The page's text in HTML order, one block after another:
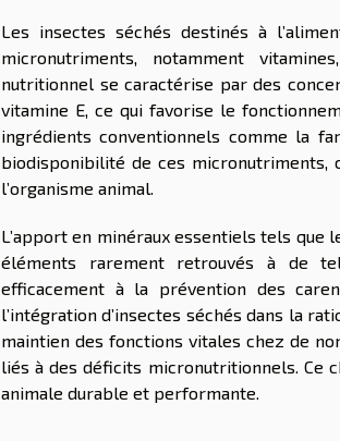
Les insectes séchés destinés à
micronutriments, notamment
nutritionnel se caractérise par des
vitamine E, ce qui favorise le
ingrédients conventionnels comme la
biodisponibilité de ces micronutriments,
l’organisme animal.
L’apport en minéraux essentiels tels que
éléments rarement retrouvés à de
efficacement à la prévention des
l’intégration d’insectes séchés dans la
maintien des fonctions vitales chez de
liés à des déficits micronutritionnels. Ce
animale durable et performante.